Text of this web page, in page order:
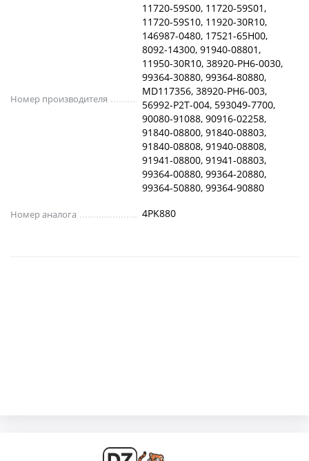
Номер производителя
11720-59S00, 11720-59S01,
11720-59S10, 11920-30R10,
146987-0480, 17521-65H00,
8092-14300, 91940-08801,
11950-30R10, 38920-PH6-0030,
99364-30880, 99364-80880,
MD117356, 38920-PH6-003,
56992-P2T-004, 593049-7700,
90080-91088, 90916-02258,
91840-08800, 91840-08803,
91840-08808, 91940-08808,
91941-08800, 91941-08803,
99364-00880, 99364-20880,
99364-50880, 99364-90880
Номер аналога 4PK880